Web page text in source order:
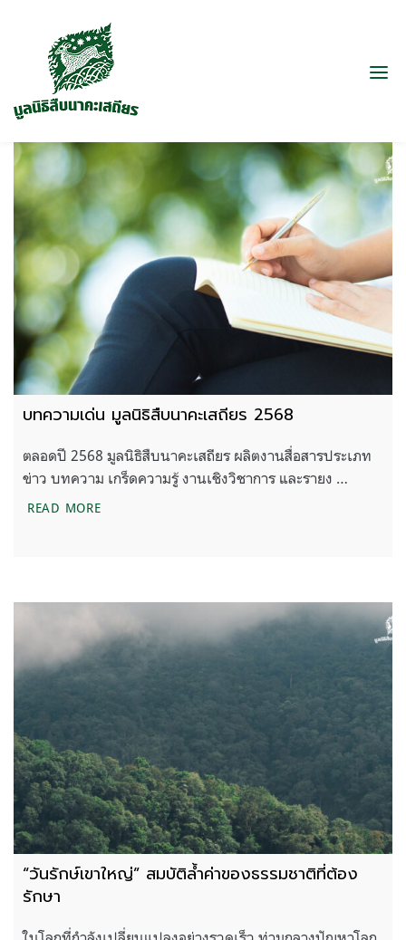
บทความเด่น มูลนิธิสืบนาคะเสถียร 2568
ตลอดปี 2568 มูลนิธิสืบนาคะเสถียร ผลิตงานสื่อสารประเภท
ข่าว บทความ เกร็ดความรู้ งานเชิงวิชาการ และรายง …
READ MOREบทความเด่น มูลนิธิสืบนาคะเสถียร 2568
“วันรักษ์เขาใหญ่” สมบัติล้ำค่าของธรรมชาติที่ต้อง
รักษา